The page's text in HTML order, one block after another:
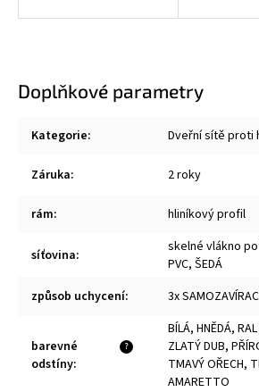
Doplňkové parametry
Kategorie: Dveřní sítě proti
Záruka: 2 roky
rám: hliníkový profil
síťovina:
skelné vlákno
PVC, ŠEDÁ
způsob uchycení: 3x
?
barevné
odstíny:
BÍLÁ, HNĚDÁ,
ZLATÝ DUB,
TMAVÝ OŘECH,
AMARETTO